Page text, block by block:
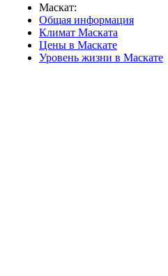
Маскат:
Общая информация
Климат Маската
Цены в Маскате
Уровень жизни в Маскате